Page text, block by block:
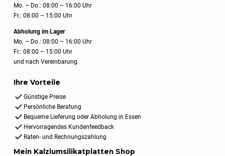
Mo. – Do.: 08:00 – 16:00 Uhr
Fr.: 08:00 – 15:00 Uhr
Abholung im Lager
Mo. – Do.: 08:00 – 16:00 Uhr
Fr.: 08:00 – 15:00 Uhr
und nach Vereinbarung
Ihre Vorteile
Günstige Preise
Persönliche Beratung
Bequeme Lieferung oder Abholung in Essen
Hervorragendes Kundenfeedback
Raten- und Rechnungszahlung
Mein Kalziumsilikatplatten Shop